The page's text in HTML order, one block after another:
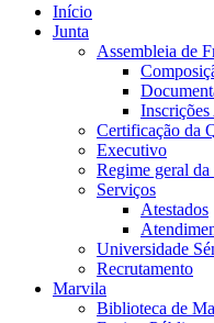
Início
Junta
Assembleia de
Inscrições
Certificação da
Executivo
Regime geral
Serviços
Atestados
Universidade
Recrutamento
Marvila
Biblioteca de